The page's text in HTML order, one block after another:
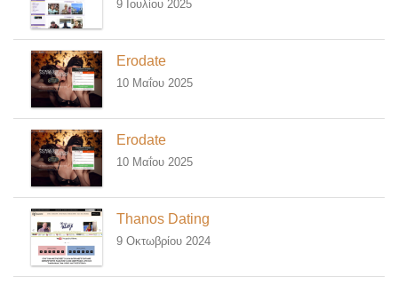
9 Ιουλίου 2025
Erodate
10 Μαΐου 2025
Erodate
10 Μαΐου 2025
Thanos Dating
9 Οκτωβρίου 2024